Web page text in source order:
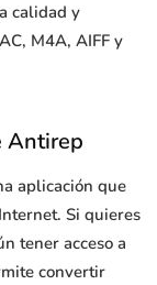
calidad y
M4A, AIFF y
Antirep
aplicación que
Si quieres
tener acceso a
convertir